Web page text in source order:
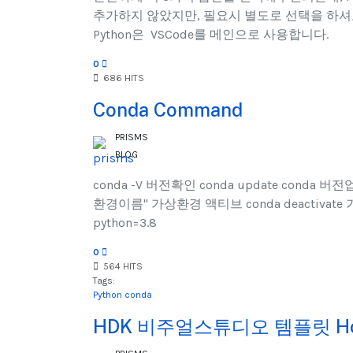
추가하지 않았지만, 필요시 별도로 선택을 하
Python은 VSCode를 메인으로 사용합니다.
0
686 HITS
Conda Command
PRISMS
BLOG
conda -V 버전확인 conda update conda 버전
환경이름" 가상환경 액티브 conda deactivate
python=3.8
0
564 HITS
Tags:
Python conda
HDK 비주얼스튜디오 템플릿